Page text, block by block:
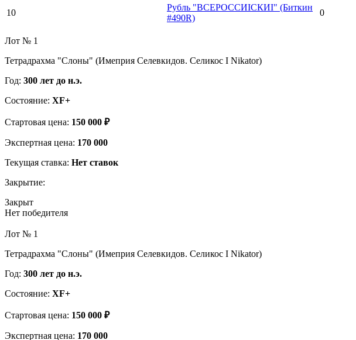
10
Рубль "ВСЕРОССИIСКИI" (Биткин
#490R)
0
Лот № 1
Тетрадрахма "Слоны" (Имеприя Селевкидов. Селикос I Nikator)
Год: 300 лет до н.э.
Состояние: XF+
Стартовая цена: 150 000 ₽
Экспертная цена: 170 000
Текущая ставка: Нет ставок
Закрытие:
Закрыт
Нет победителя
Лот № 1
Тетрадрахма "Слоны" (Имеприя Селевкидов. Селикос I Nikator)
Год: 300 лет до н.э.
Состояние: XF+
Стартовая цена: 150 000 ₽
Экспертная цена: 170 000